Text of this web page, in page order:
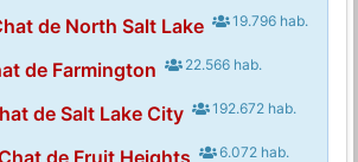
de North Salt Lake 19.796 hab.
de Farmington 22.566 hab.
de Salt Lake City 192.672 hab.
de Fruit Heights 6.072 hab.